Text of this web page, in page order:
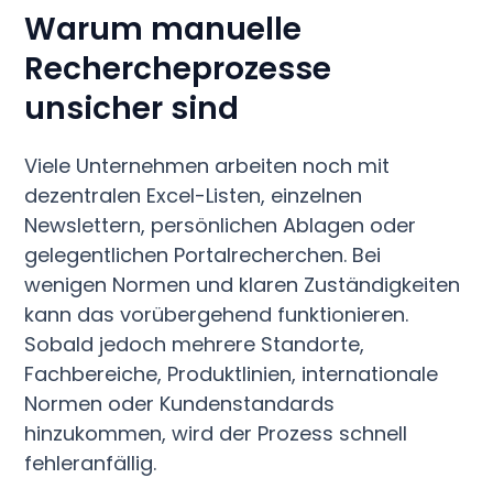
Warum manuelle
Rechercheprozesse
unsicher sind
Viele Unternehmen arbeiten noch mit
dezentralen Excel-Listen, einzelnen
Newslettern, persönlichen Ablagen oder
gelegentlichen Portalrecherchen. Bei
wenigen Normen und klaren Zuständigkeiten
kann das vorübergehend funktionieren.
Sobald jedoch mehrere Standorte,
Fachbereiche, Produktlinien, internationale
Normen oder Kundenstandards
hinzukommen, wird der Prozess schnell
fehleranfällig.